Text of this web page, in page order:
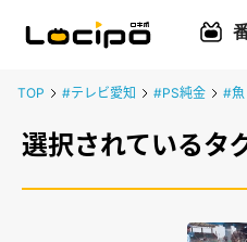
TOP #テレビ愛知 #PS純金 #魚
選択されているタ